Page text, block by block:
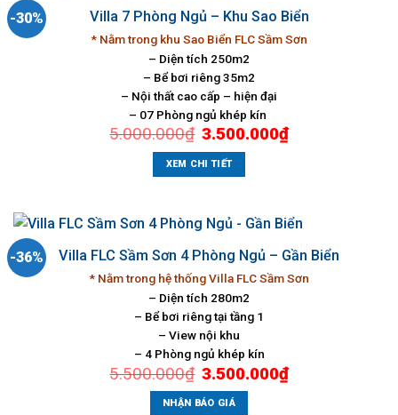
-30% Villa 7 Phòng Ngủ – Khu Sao Biển
* Nằm trong khu Sao Biển FLC Sầm Sơn
– Diện tích 250m2
– Bể bơi riêng 35m2
– Nội thất cao cấp – hiện đại
– 07 Phòng ngủ khép kín
5.000.000₫ Giá
gốc
là:
5.000.000₫.
3.500.000₫Giá
hiện
XEM CHI TIẾT
-36% Villa FLC Sầm Sơn 4 Phòng Ngủ – Gần Biển
* Nằm trong hệ thống Villa FLC Sầm Sơn
– Diện tích 280m2
– Bể bơi riêng tại tầng 1
– View nội khu
– 4 Phòng ngủ khép kín
5.500.000₫ Giá
gốc
là:
5.500.000₫.
3.500.000₫Giá
hiện
NHẬN BÁO GIÁ